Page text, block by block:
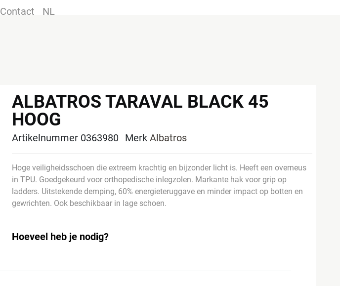
Contact
NL
ALBATROS TARAVAL BLACK 45
HOOG
Artikelnummer 0363980 Merk Albatros
Hoge veiligheidsschoen die extreem krachtig en bijzonder licht is. Heeft een overneus
in TPU. Goedgekeurd voor orthopedische inlegzolen. Markante hak voor grip op
ladders. Uitstekende demping, 60% energieteruggave en minder impact op botten en
gewrichten. Ook beschikbaar in lage schoen.
Hoeveel heb je nodig?